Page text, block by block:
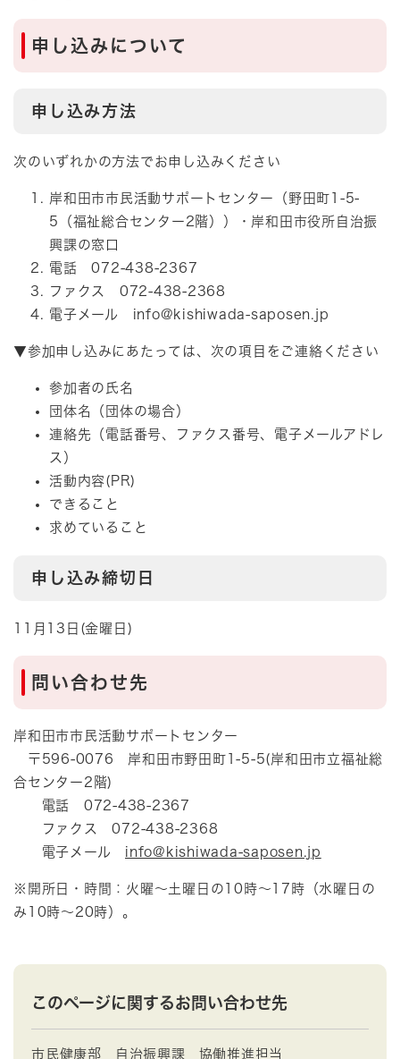
申し込みについて
申し込み方法
次のいずれかの方法でお申し込みください
岸和田市市民活動サポートセンター（野田町1-5-
5（福祉総合センター2階））・岸和田市役所自治振
興課の窓口
電話 072-438-2367
ファクス 072-438-2368
電子メール info@kishiwada-saposen.jp
▼参加申し込みにあたっては、次の項目をご連絡ください
参加者の氏名
団体名（団体の場合）
連絡先（電話番号、ファクス番号、電子メールアドレ
ス）
活動内容(PR)
できること
求めていること
申し込み締切日
11月13日(金曜日)
問い合わせ先
岸和田市市民活動サポートセンター
〒596-0076 岸和田市野田町1-5-5(岸和田市立福祉総
合センター2階)
電話 072-438-2367
ファクス 072-438-2368
電子メール info@kishiwada-saposen.jp
※開所日・時間：火曜～土曜日の10時～17時（水曜日の
み10時～20時）。
このページに関するお問い合わせ先
市民健康部 自治振興課 協働推進担当